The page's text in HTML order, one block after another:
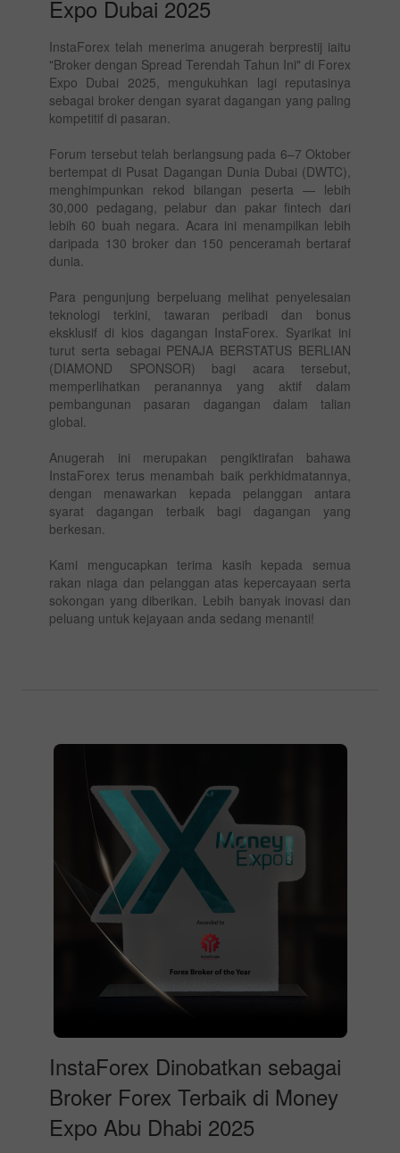
Expo Dubai 2025
InstaForex telah menerima anugerah berprestij iaitu
"Broker dengan Spread Terendah Tahun Ini" di Forex
Expo Dubai 2025, mengukuhkan lagi reputasinya
sebagai broker dengan syarat dagangan yang paling
kompetitif di pasaran.
Forum tersebut telah berlangsung pada 6–7 Oktober
bertempat di Pusat Dagangan Dunia Dubai (DWTC),
menghimpunkan rekod bilangan peserta — lebih
30,000 pedagang, pelabur dan pakar fintech dari
lebih 60 buah negara. Acara ini menampilkan lebih
daripada 130 broker dan 150 penceramah bertaraf
dunia.
Para pengunjung berpeluang melihat penyelesaian
teknologi terkini, tawaran peribadi dan bonus
eksklusif di kios dagangan InstaForex. Syarikat ini
turut serta sebagai PENAJA BERSTATUS BERLIAN
(DIAMOND SPONSOR) bagi acara tersebut,
memperlihatkan peranannya yang aktif dalam
pembangunan pasaran dagangan dalam talian
global.
Anugerah ini merupakan pengiktirafan bahawa
InstaForex terus menambah baik perkhidmatannya,
dengan menawarkan kepada pelanggan antara
syarat dagangan terbaik bagi dagangan yang
berkesan.
Kami mengucapkan terima kasih kepada semua
rakan niaga dan pelanggan atas kepercayaan serta
sokongan yang diberikan. Lebih banyak inovasi dan
peluang untuk kejayaan anda sedang menanti!
InstaForex Dinobatkan sebagai
Broker Forex Terbaik di Money
Expo Abu Dhabi 2025